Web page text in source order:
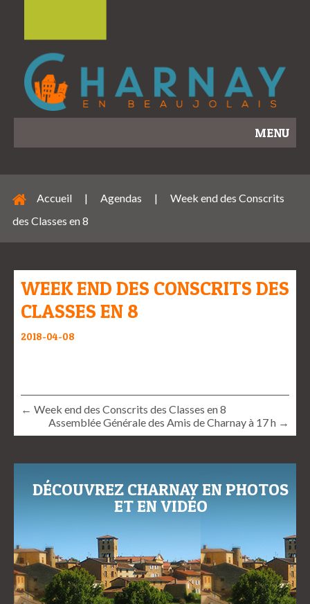
MENU
Accueil | Agendas |
Week end des Conscrits
des Classes en 8
WEEK END DES CONSCRITS DES
CLASSES EN 8
2018-04-08
← Week end des Conscrits des Classes en 8
Assemblée Générale des Amis de Charnay à 17 h →
DÉCOUVREZ CHARNAY EN PHOTOS
ET EN VIDÉO